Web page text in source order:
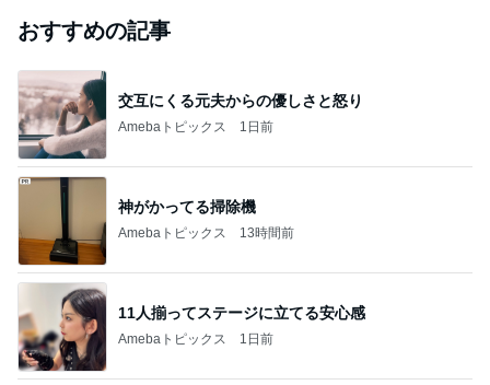
おすすめの記事
交互にくる元夫からの優しさと怒り
Amebaトピックス 1日前
神がかってる掃除機
Amebaトピックス 13時間前
11人揃ってステージに立てる安心感
Amebaトピックス 1日前